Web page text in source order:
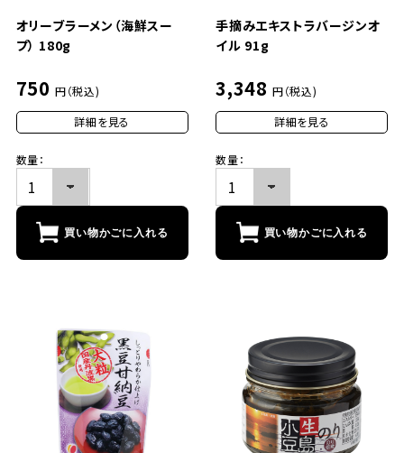
オリーブラーメン（海鮮スー
プ） 180g
750 円（税込)
詳細を見る
数量：
買い物かごに入れる
手摘みエキストラバージンオ
イル 91g
3,348 円（税込)
詳細を見る
数量：
買い物かごに入れる